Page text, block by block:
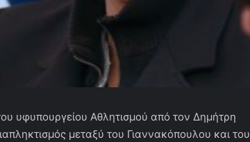
υφυπουργείου Αθλητισμού από τον Δημήτρη
μεταξύ του Γιαννακόπουλου και του